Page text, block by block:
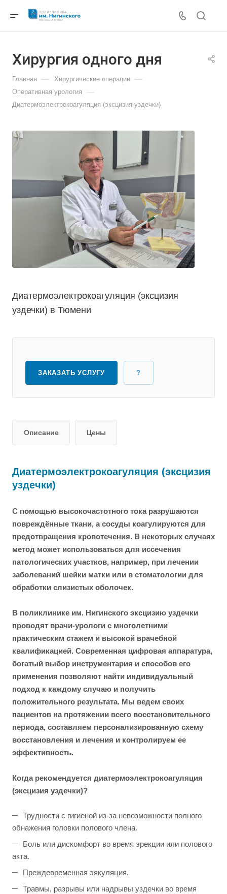
Хирургия одного дня
Главная — Хирургические операции —
Оперативная урология —
Диатермоэлектрокоагуляция (эксцизия уздечки)
Диатермоэлектрокоагуляция (эксцизия
уздечки) в Тюмени
ЗАКАЗАТЬ УСЛУГУ ?
Описание Цены
Диатермоэлектрокоагуляция (эксцизия
уздечки)
С помощью высокочастотного тока разрушаются
повреждённые ткани, а сосуды коагулируются для
предотвращения кровотечения. В некоторых случаях
метод может использоваться для иссечения
патологических участков, например, при лечении
заболеваний шейки матки или в стоматологии для
обработки слизистых оболочек.
В поликлинике им. Нигинского эксцизию уздечки
проводят врачи-урологи с многолетними
практическим стажем и высокой врачебной
квалификацией. Современная цифровая аппаратура,
богатый выбор инструментария и способов его
применения позволяют найти индивидуальный
подход к каждому случаю и получить
положительного результата. Мы ведем своих
пациентов на протяжении всего восстановительного
периода, составляем персонализированную схему
восстановления и лечения и контролируем ее
эффективность.
Когда рекомендуется диатермоэлектрокоагуляция
(эксцизия уздечки)?
Трудности с гигиеной из-за невозможности полного
обнажения головки полового члена.
Боль или дискомфорт во время эрекции или полового
акта.
Преждевременная эякуляция.
Травмы, разрывы или надрывы уздечки во время